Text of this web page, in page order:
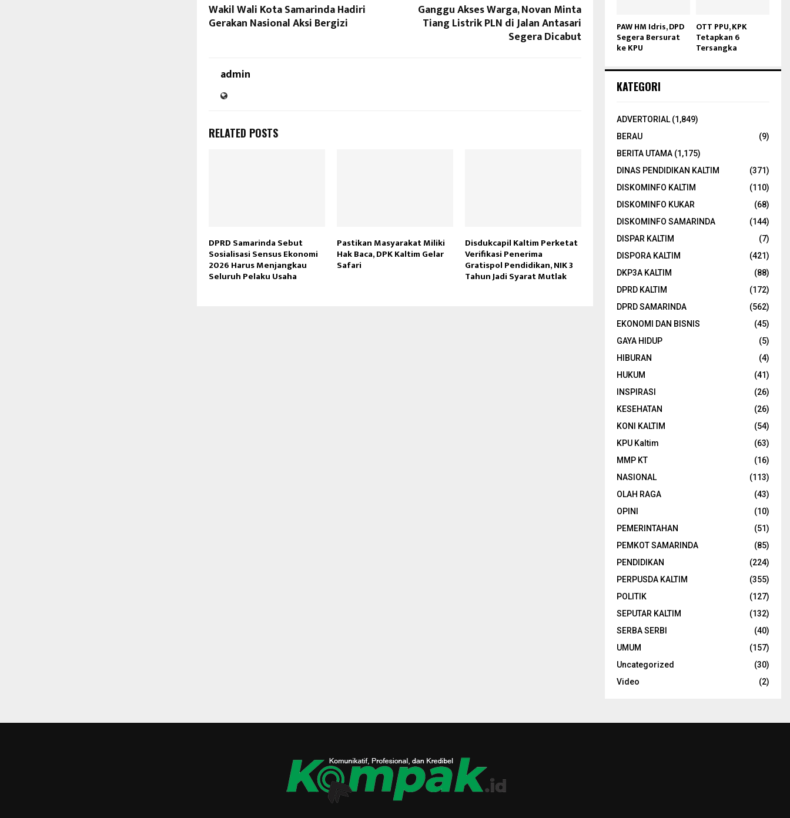
Wakil Wali Kota Samarinda Hadiri
Gerakan Nasional Aksi Bergizi
Ganggu Akses Warga, Novan Minta
Tiang Listrik PLN di Jalan Antasari
Segera Dicabut
admin
RELATED POSTS
DPRD Samarinda Sebut
Sosialisasi Sensus Ekonomi
2026 Harus Menjangkau
Seluruh Pelaku Usaha
Pastikan Masyarakat Miliki
Hak Baca, DPK Kaltim Gelar
Safari
Disdukcapil Kaltim Perketat
Verifikasi Penerima
Gratispol Pendidikan, NIK 3
Tahun Jadi Syarat Mutlak
PAW HM Idris, DPD
Segera Bersurat
ke KPU
OTT PPU, KPK
Tetapkan 6
Tersangka
KATEGORI
ADVERTORIAL(1,849)
BERAU
(9)
BERITA UTAMA (1,175)
DINAS PENDIDIKAN KALTIM
(371)
DISKOMINFO KALTIM
(110)
DISKOMINFO KUKAR
(68)
DISKOMINFO SAMARINDA
(144)
DISPAR KALTIM
(7)
DISPORA KALTIM
(421)
DKP3A KALTIM
(88)
DPRD KALTIM
(172)
DPRD SAMARINDA
(562)
EKONOMI DAN BISNIS
(45)
GAYA HIDUP
(5)
HIBURAN
(4)
HUKUM
(41)
INSPIRASI
(26)
KESEHATAN
(26)
KONI KALTIM
(54)
KPU Kaltim
(63)
MMP KT
(16)
NASIONAL
(113)
OLAH RAGA
(43)
OPINI
(10)
PEMERINTAHAN
(51)
PEMKOT SAMARINDA
(85)
PENDIDIKAN
(224)
PERPUSDA KALTIM
(355)
POLITIK
(127)
SEPUTAR KALTIM
(132)
SERBA SERBI
(40)
UMUM
(157)
Uncategorized
(30)
Video
(2)